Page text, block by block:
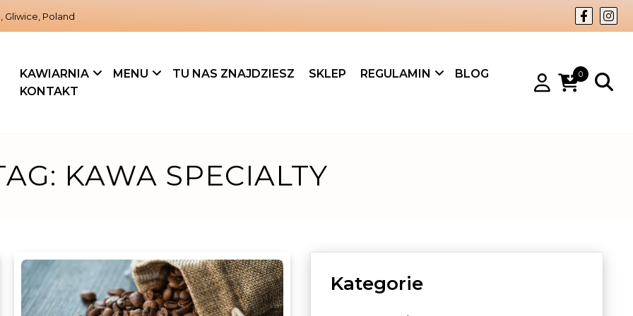
Gliwice, Poland
KAWIARNIA MENU TU NAS ZNAJDZIESZ SKLEP REGULAMIN
BLOG
KONTAKT
0
KAWA SPECIALTY
Kategorie